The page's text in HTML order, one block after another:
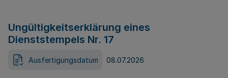
Ungültigkeitserklärung eines
Dienststempels Nr. 17
Ausfertigungsdatum 08.07.2026